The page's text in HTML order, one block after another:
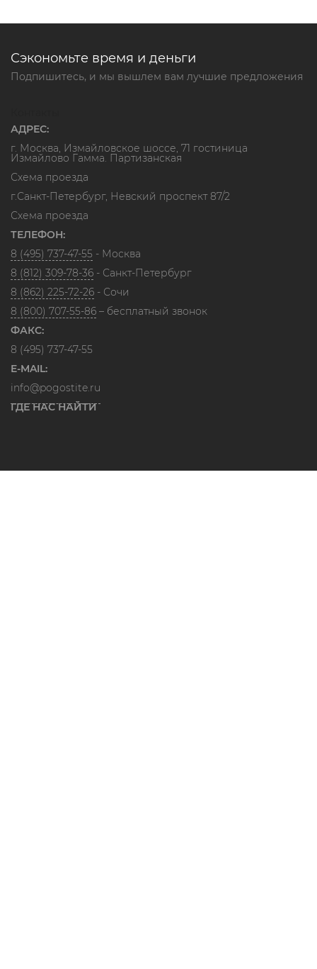
Сэкономьте время и деньги
Подпишитесь, и мы вышлем вам лучшие предложения
АДРЕС:
г. Москва, Измайловское шоссе, 71 гостиница
Измайлово Гамма. Партизанская
Схема проезда
г.Санкт-Петербург, Невский проспект 87/2
Схема проезда
ТЕЛЕФОН:
8 (495) 737-47-55 - Москва
8 (812) 309-78-36 - Санкт-Петербург
8 (862) 225-72-26 - Сочи
8 (800) 707-55-86 – бесплатный звонок
ФАКС:
8 (495) 737-47-55
E-MAIL:
info@pogostite.ru
ГДЕ НАС НАЙТИ